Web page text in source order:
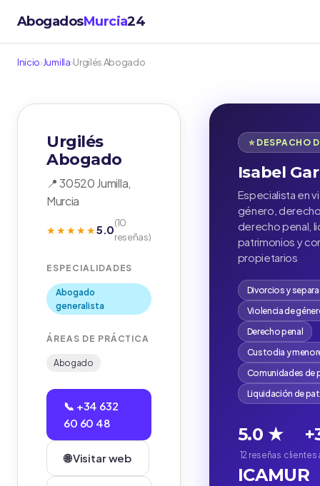
AbogadosMurcia24
Inicio›Jumilla›Urgilés Abogado
Urgilés
Abogado
📍 30520 Jumilla,
Murcia
★★★★★5.0(10
reseñas)
ESPECIALIDADES
Abogado
generalista
ÁREAS DE PRÁCTICA
Abogado
📞 +34 632
60 60 48
🌐 Visitar web
⭐ DESPACHO
Isabel
Especialista en
género,
derecho penal,
patrimonios y
propietarios
Divorcios y
Violencia de
Derecho penal
Custodia y
Comunidades de
Liquidación de
5.0 ★
12 reseñas clientes
ICAMUR